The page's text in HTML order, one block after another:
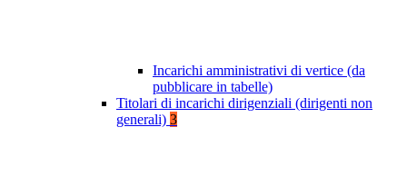
Incarichi amministrativi di vertice (da
pubblicare in tabelle)
Titolari di incarichi dirigenziali (dirigenti non
generali) 3